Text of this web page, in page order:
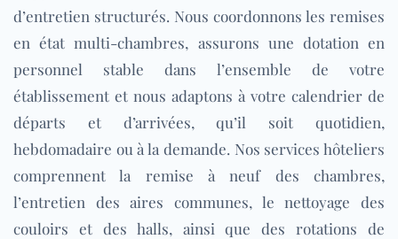
d’entretien structurés. Nous coordonnons les remises
en état multi-chambres, assurons une dotation en
personnel stable dans l’ensemble de votre
établissement et nous adaptons à votre calendrier de
départs et d’arrivées, qu’il soit quotidien,
hebdomadaire ou à la demande. Nos services hôteliers
comprennent la remise à neuf des chambres,
l’entretien des aires communes, le nettoyage des
couloirs et des halls, ainsi que des rotations de